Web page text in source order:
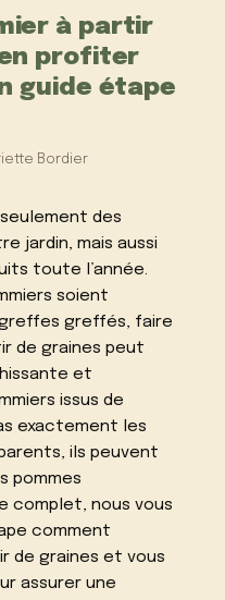
à partir
profiter
guide étape
Bordier
des
jardin, mais aussi
toute l’année.
soient
greffés, faire
de graines peut
et
issus de
exactement les
ils peuvent
pommes
complet, nous vous
comment
de graines et vous
assurer une